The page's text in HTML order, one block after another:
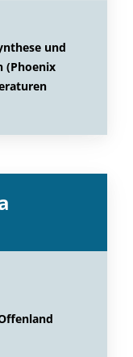
und
(Phoenix